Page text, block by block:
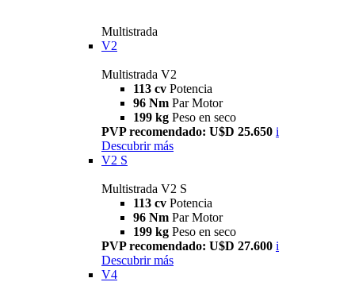
Multistrada
V2
Multistrada V2
113 cv Potencia
96 Nm Par Motor
199 kg Peso en seco
PVP recomendado: U$D 25.650 i
Descubrir más
V2 S
Multistrada V2 S
113 cv Potencia
96 Nm Par Motor
199 kg Peso en seco
PVP recomendado: U$D 27.600 i
Descubrir más
V4